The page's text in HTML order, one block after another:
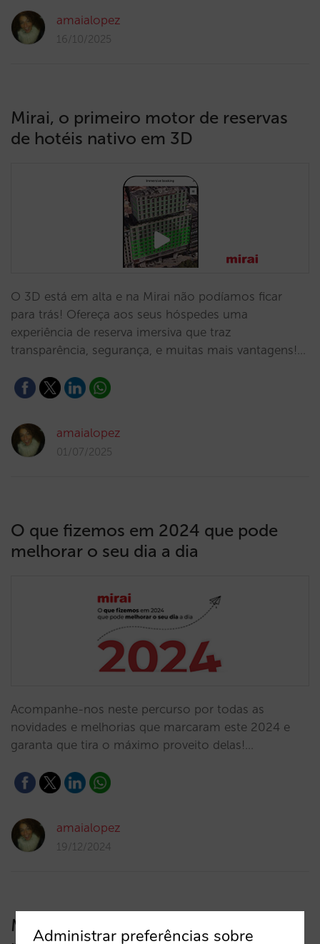
amaialopez
16/10/2025
Mirai, o primeiro motor de reservas
de hotéis nativo em 3D
O 3D está em alta e na Mirai não podíamos ficar
para trás! Ofereça aos seus hóspedes uma
experiência de reserva imersiva que traz
transparência, segurança, e muitas mais vantagens!…
amaialopez
01/07/2025
O que fizemos em 2024 que pode
melhorar o seu dia a dia
Acompanhe-nos neste percurso por todas as
novidades e melhorias que marcaram este 2024 e
garanta que tira o máximo proveito delas!…
amaialopez
19/12/2024
Mirai Twin: uma experiência imersiva
Administrar preferências sobre